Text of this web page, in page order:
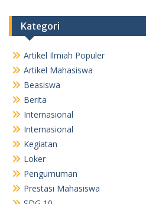
Kategori
Artikel Ilmiah Populer
Artikel Mahasiswa
Beasiswa
Berita
Internasional
Internasional
Kegiatan
Loker
Pengumuman
Prestasi Mahasiswa